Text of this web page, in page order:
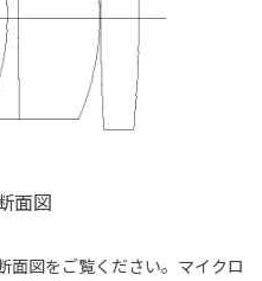
面図
面図をご覧ください。マイクロ